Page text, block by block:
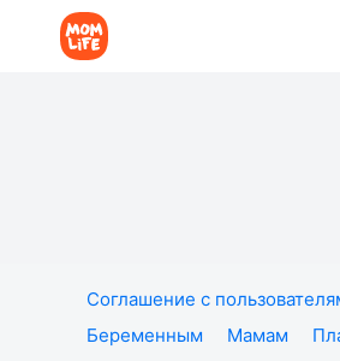
Соглашение с
Беременным
Мамам